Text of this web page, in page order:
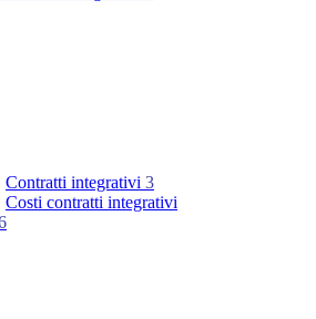
Contratti integrativi 3
Costi contratti integrativi